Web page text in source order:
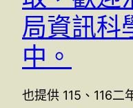
局資訊科
中。
也提供 115、116二